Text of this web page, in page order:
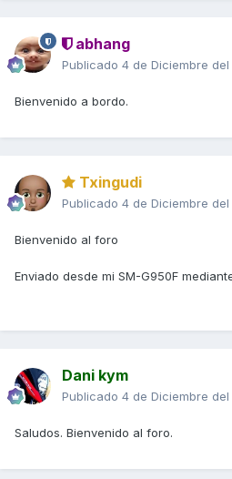
abhang
Publicado 4 de Diciembre del
Bienvenido a bordo.
Txingudi
Publicado 4 de Diciembre del
Bienvenido al foro
Enviado desde mi SM-G950F
Dani kym
Publicado 4 de Diciembre del
Saludos. Bienvenido al foro.